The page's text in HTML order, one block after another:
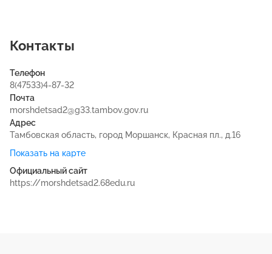
Контакты
Телефон
8(47533)4-87-32
Почта
morshdetsad2@g33.tambov.gov.ru
Адрес
Тамбовская область, город Моршанск, Красная пл., д.16
Показать на карте
Официальный сайт
https://morshdetsad2.68edu.ru